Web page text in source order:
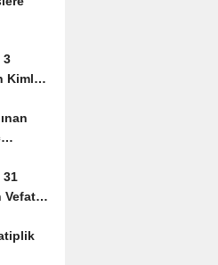
3
Kimler
31
Vefat